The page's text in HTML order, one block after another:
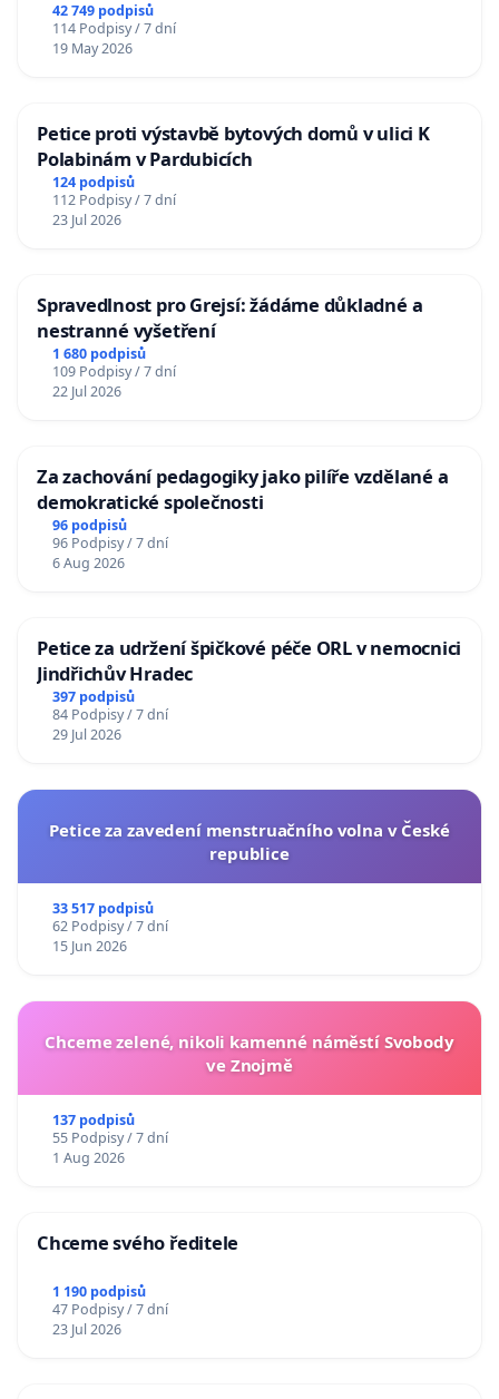
42 749 podpisů
114 Podpisy / 7 dní
19 May 2026
Petice proti výstavbě bytových domů v ulici K
Polabinám v Pardubicích
124 podpisů
112 Podpisy / 7 dní
23 Jul 2026
Spravedlnost pro Grejsí: žádáme důkladné a
nestranné vyšetření
1 680 podpisů
109 Podpisy / 7 dní
22 Jul 2026
Za zachování pedagogiky jako pilíře vzdělané a
demokratické společnosti
96 podpisů
96 Podpisy / 7 dní
6 Aug 2026
Petice za udržení špičkové péče ORL v nemocnici
Jindřichův Hradec
397 podpisů
84 Podpisy / 7 dní
29 Jul 2026
Petice za zavedení menstruačního volna v České
republice
33 517 podpisů
62 Podpisy / 7 dní
15 Jun 2026
Chceme zelené, nikoli kamenné náměstí Svobody
ve Znojmě
137 podpisů
55 Podpisy / 7 dní
1 Aug 2026
Chceme svého ředitele
1 190 podpisů
47 Podpisy / 7 dní
23 Jul 2026